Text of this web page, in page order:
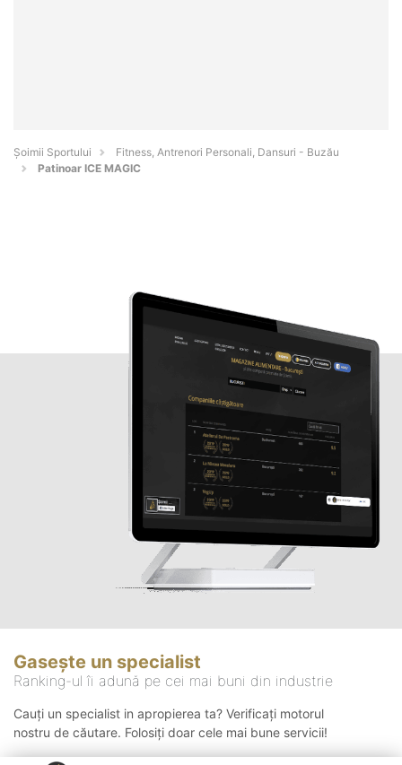
Șoimii Sportului
Fitness, Antrenori Personali, Dansuri - Buzău
Patinoar ICE MAGIC
Gasește un specialist
Ranking-ul îi adună pe cei mai buni din industrie
Cauți un specialist in apropierea ta? Verificați motorul
nostru de căutare. Folosiți doar cele mai bune servicii!